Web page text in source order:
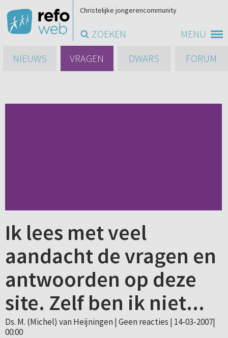
MENU
Christelijke jongerencommunity
ZOEKEN
NIEUWS
VRAGEN DWARS FORUM
Ik lees met veel
aandacht de vragen en
antwoorden op deze
site. Zelf ben ik niet...
Ds. M. (Michel) van Heijningen | Geen reacties | 14-03-2007|
00:00